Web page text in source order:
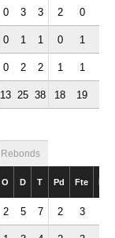
0 3 3 2 0
0 1 1 0 1
0 2 2 1 1
13 25 38 18 19
Rebonds
O D T Pd Fte Int
2 5 7 2 3